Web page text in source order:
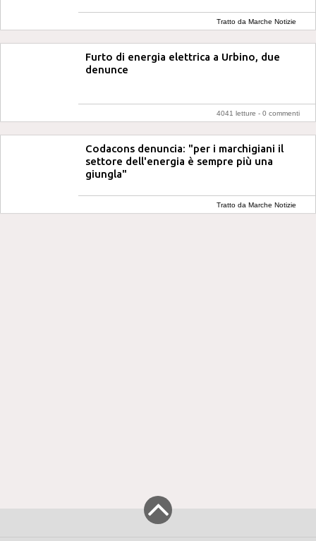
Tratto da Marche Notizie
Furto di energia elettrica a Urbino, due
denunce
4041 letture - 0 commenti
Codacons denuncia: "per i marchigiani il
settore dell'energia è sempre più una
giungla"
Tratto da Marche Notizie